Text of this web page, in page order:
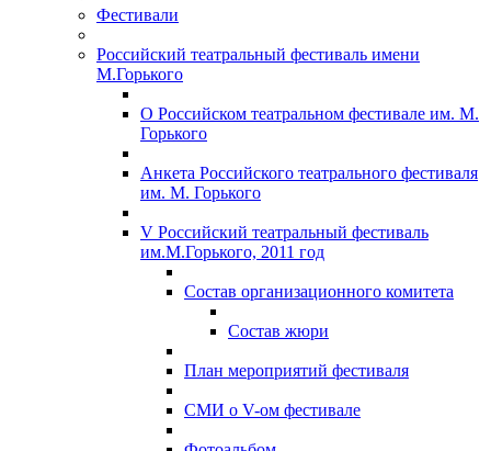
Фестивали
Российский театральный фестиваль имени
М.Горького
О Российском театральном фестивале им. М.
Горького
Анкета Российского театрального фестиваля
им. М. Горького
V Российский театральный фестиваль
им.М.Горького, 2011 год
Состав организационного комитета
Состав жюри
План мероприятий фестиваля
СМИ о V-ом фестивале